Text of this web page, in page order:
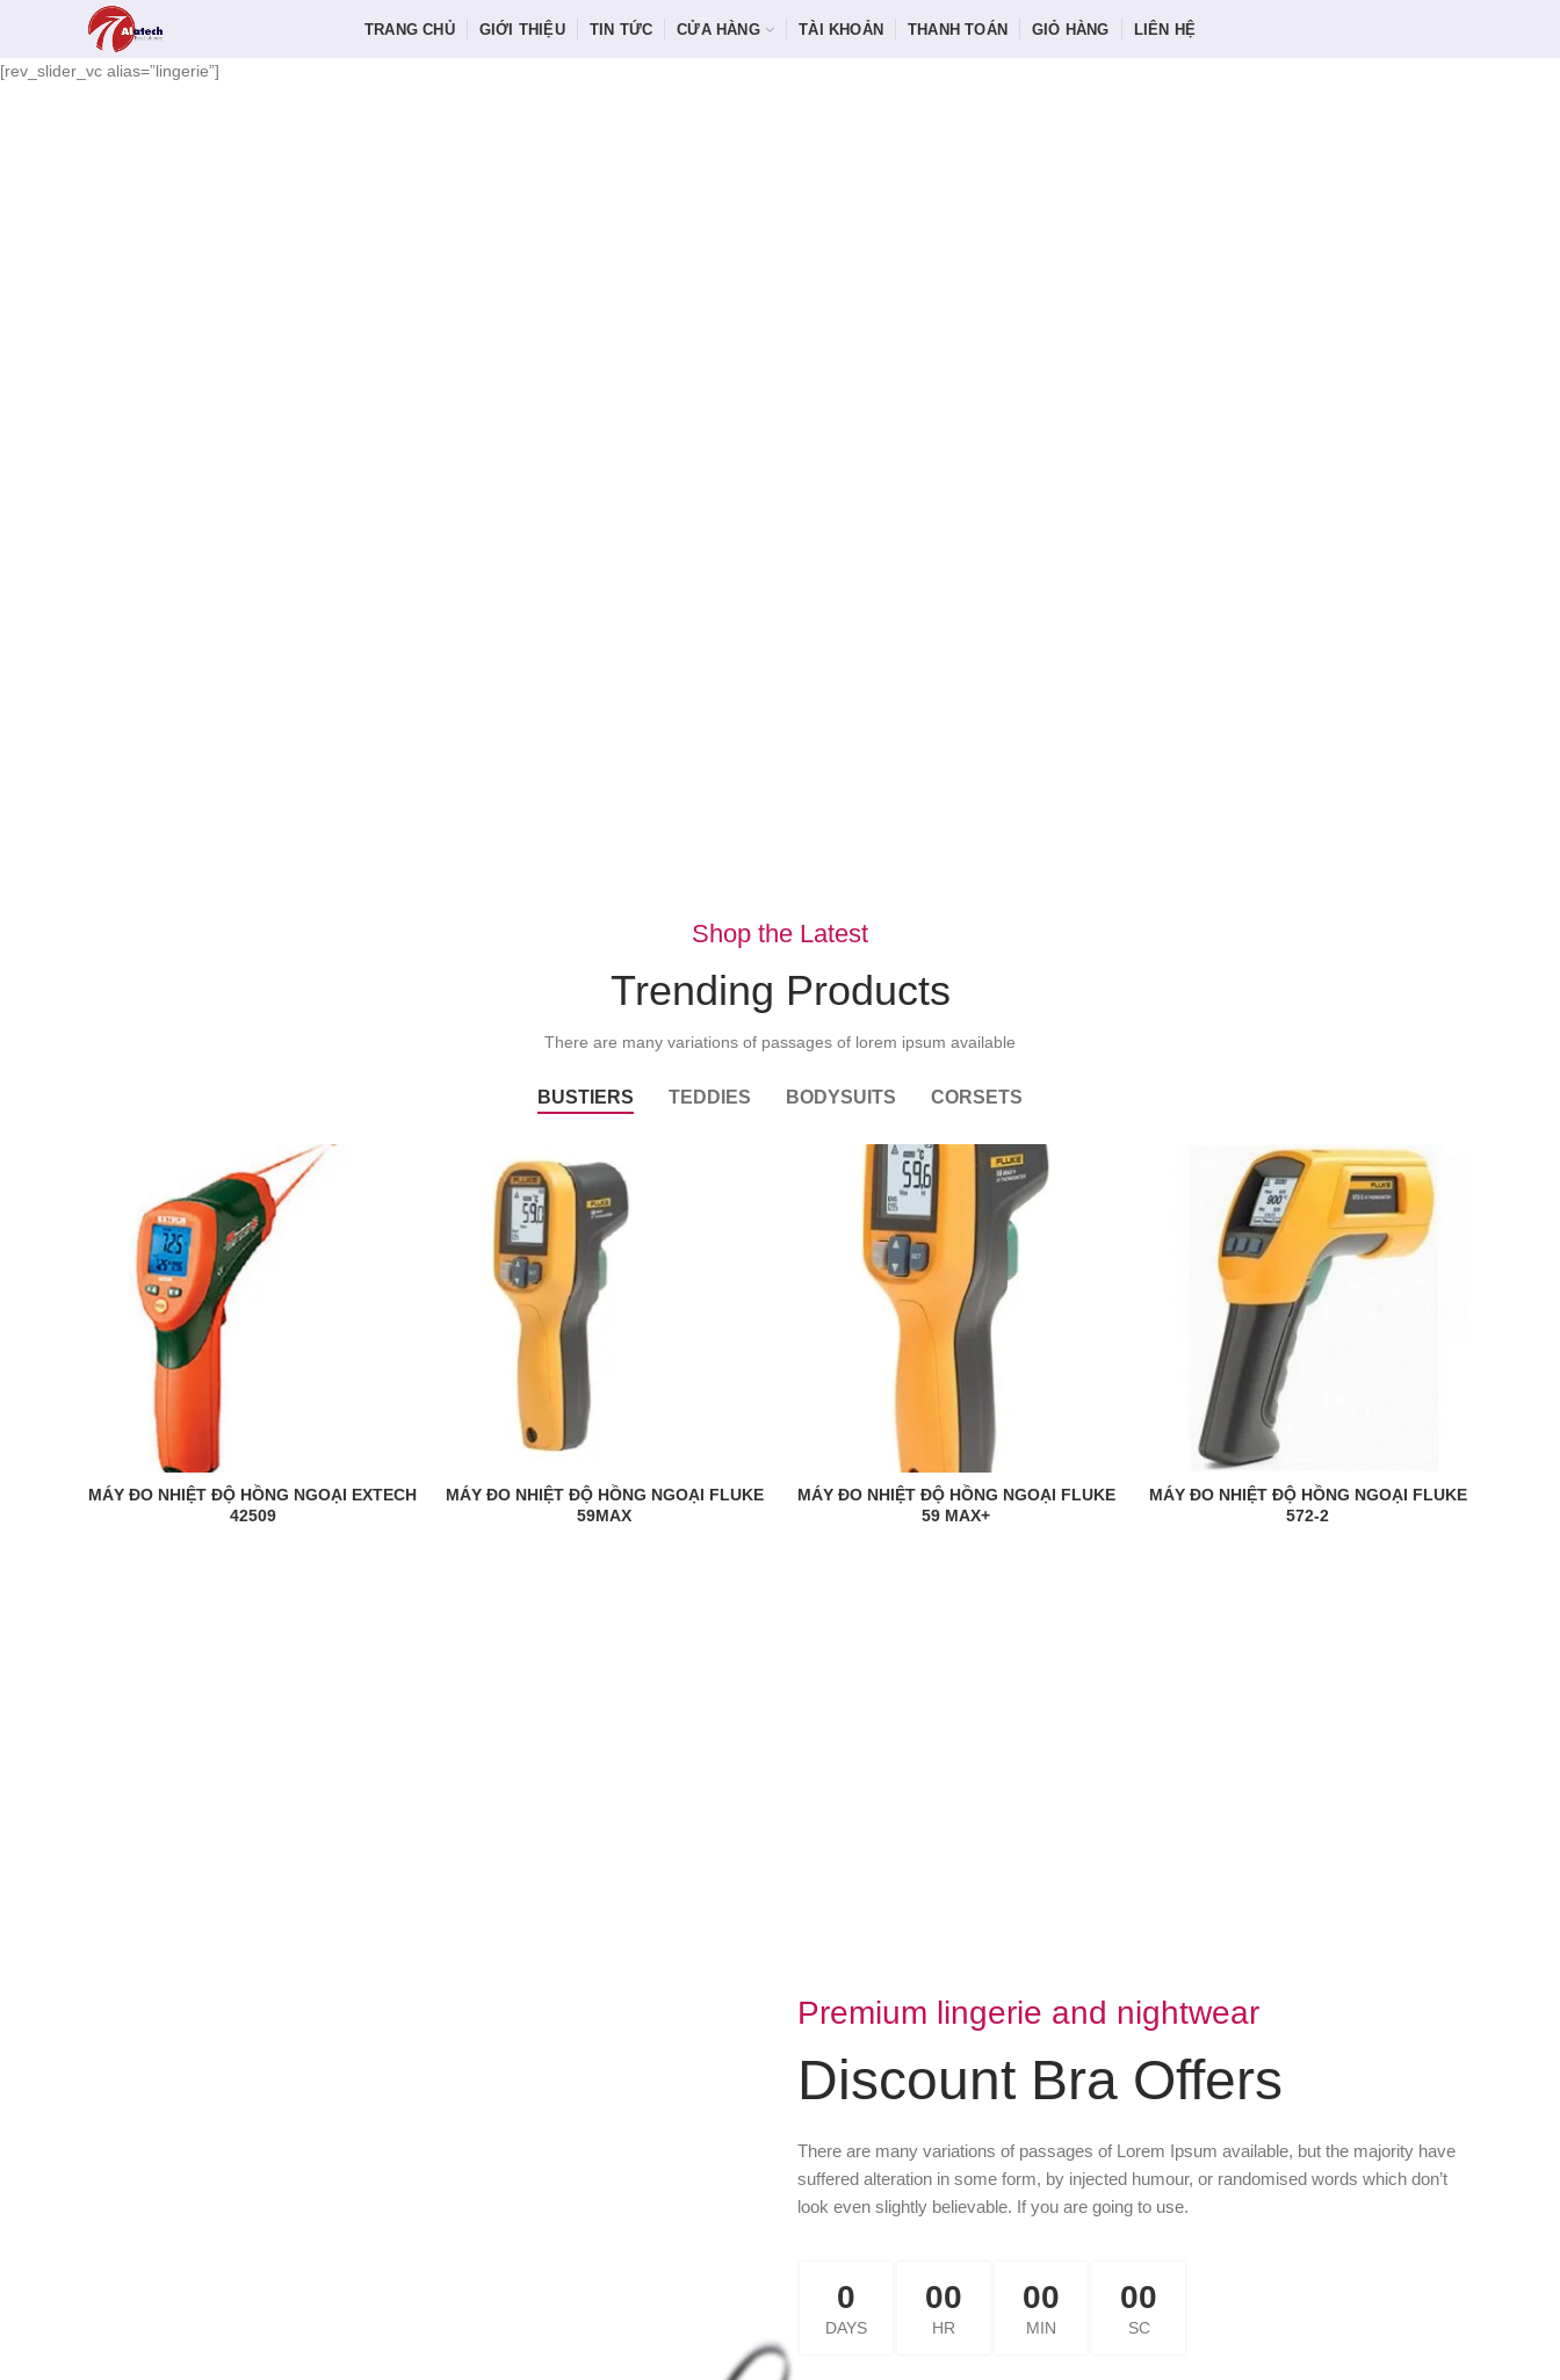
TRANG CHỦ GIỚI THIỆU TIN TỨC CỬA HÀNG TÀI KHOẢN THANH TOÁN GIỎ HÀNG LIÊN HỆ
[rev_slider_vc alias=”lingerie”]
Shop the Latest
Trending Products
There are many variations of passages of lorem ipsum available
BUSTIERS TEDDIES BODYSUITS CORSETS
READ MORE
MÁY ĐO NHIỆT ĐỘ HỒNG NGOẠI EXTECH
42509
READ MORE
MÁY ĐO NHIỆT ĐỘ HỒNG NGOẠI FLUKE
59MAX
READ MORE
MÁY ĐO NHIỆT ĐỘ HỒNG NGOẠI FLUKE
59 MAX+
READ MORE
MÁY ĐO NHIỆT ĐỘ HỒNG NGOẠI FLUKE
572-2
Premium lingerie and nightwear
Discount Bra Offers
There are many variations of passages of Lorem Ipsum available, but the majority have
suffered alteration in some form, by injected humour, or randomised words which don’t
look even slightly believable. If you are going to use.
0
DAYS
00
HR
00
MIN
00
SC